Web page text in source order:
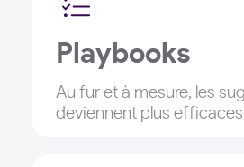
Playbooks
Au fur et à mesure, les
deviennent plus